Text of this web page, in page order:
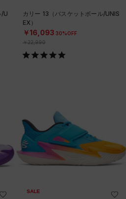
/U
カリー 13（バスケットボール/UNIS
EX）
￥16,093 30%OFF
￥22,990
SALE